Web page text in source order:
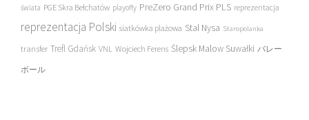
świata PGE Skra Bełchatów playoffy PreZero Grand Prix PLS reprezentacja
reprezentacja Polski siatkówka plażowa Stal Nysa Staropolanka
transfer Trefl Gdańsk VNL Wojciech Ferens Ślepsk Malow Suwałki バレー
ボール